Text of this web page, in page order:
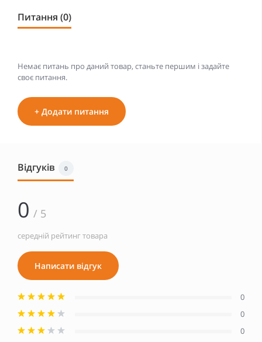
Питання (0)
Немає питань про даний товар, станьте першим і задайте
своє питання.
+ Додати питання
Відгуків 0
0 / 5
середній рейтинг товара
Написати відгук
0
0
0